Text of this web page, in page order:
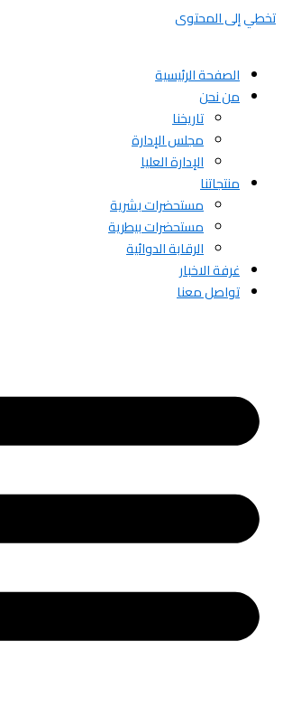
تخطي إلى المحتوى
الصفحة الرئيسية
من نحن
تاريخنا
مجلس الإدارة
الإدارة العليا
منتجاتنا
مستحضرات بشرية
مستحضرات بيطرية
الرقابة الدوائية
غرفة الاخبار
تواصل معنا